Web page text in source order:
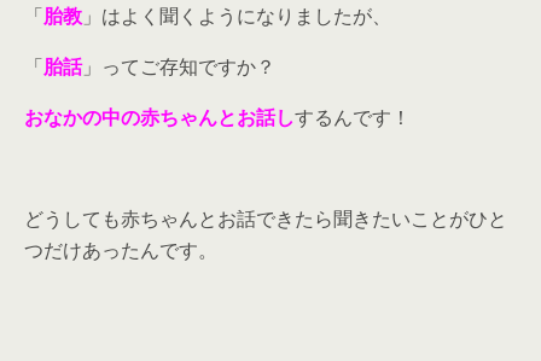
「胎教 」はよく聞くようになりましたが、
「胎話」ってご存知ですか？
おなかの中の赤ちゃんとお話しするんです！
どうしても赤ちゃんとお話できたら聞きたいことがひと
つだけあったんです。